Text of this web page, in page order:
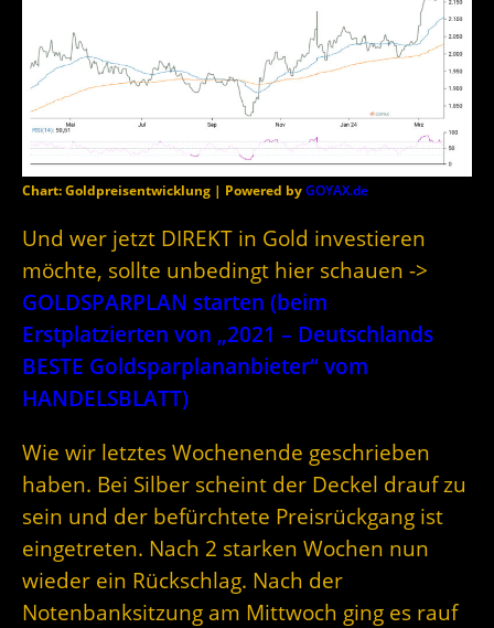
Chart: Goldpreisentwicklung | Powered byGOYAX.de
Und wer jetzt DIREKT in Gold investieren
möchte, sollte unbedingt hier schauen ->
GOLDSPARPLAN starten (beim
Erstplatzierten von „2021 – Deutschlands
BESTE Goldsparplananbieter“ vom
HANDELSBLATT)
Wie wir letztes Wochenende geschrieben
haben. Bei Silber scheint der Deckel drauf zu
sein und der befürchtete Preisrückgang ist
eingetreten. Nach 2 starken Wochen nun
wieder ein Rückschlag. Nach der
Notenbanksitzung am Mittwoch ging es rauf